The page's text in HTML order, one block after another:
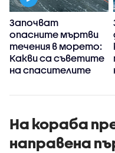
Започват
опасните мъртви
течения в морето:
Какви са съветите
на спасителите
На кораба
направена